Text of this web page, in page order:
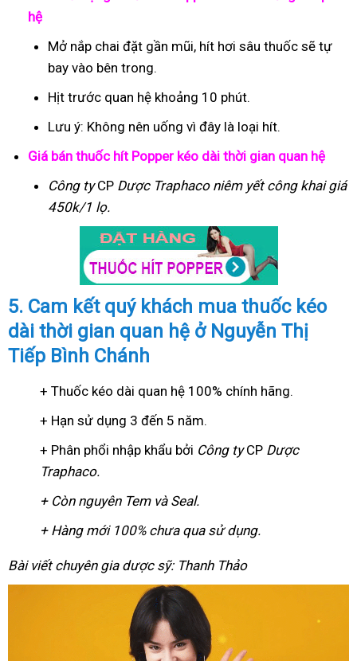
hệ
Mở nắp chai đặt gần mũi, hít hơi sâu thuốc sẽ tự
bay vào bên trong.
Hịt trước quan hệ khoảng 10 phút.
Lưu ý: Không nên uống vì đây là loại hít.
Giá bán thuốc hít Popper kéo dài thời gian quan hệ
Công tyCP Dược Traphaconiêm yết công khai giá
450k/1 lọ.
5. Cam kết quý khách mua thuốc kéo
dài thời gian quan hệ ở Nguyễn Thị
Tiếp Bình Chánh
+ Thuốc kéo dài quan hệ 100% chính hãng.
+ Hạn sử dụng 3 đến 5 năm.
+ Phân phổi nhập khẩu bởi Công tyCP Dược
Traphaco.
+ Còn nguyên Tem và Seal.
+ Hàng mới 100% chưa qua sử dụng.
Bài viết chuyên gia dược sỹ: Thanh Thảo